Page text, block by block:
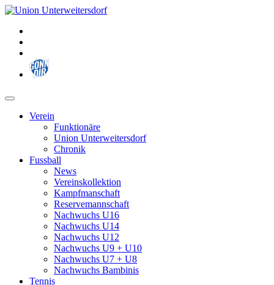
Zum
springen
Verein
Funktionäre
Union Unterweitersdorf
Chronik
Fussball
News
Vereinskollektion
Kampfmanschaft
Reservemannschaft
Nachwuchs U16
Nachwuchs U14
Nachwuchs U12
Nachwuchs U9 + U10
Nachwuchs U7 + U8
Nachwuchs Bambinis
Tennis